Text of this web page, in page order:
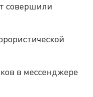
совершили
в мессенджере